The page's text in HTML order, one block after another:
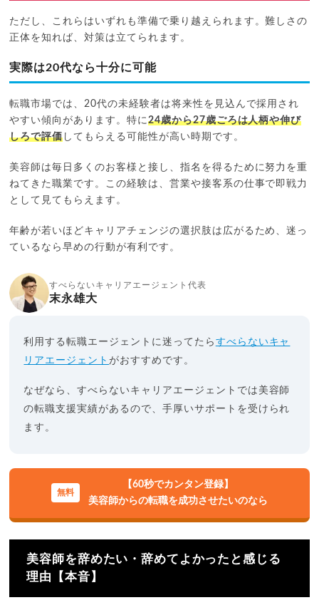
ただし、これらはいずれも準備で乗り越えられます。難しさの
正体を知れば、対策は立てられます。
実際は20代なら十分に可能
転職市場では、20代の未経験者は将来性を見込んで採用され
やすい傾向があります。特に24歳から27歳ごろは人柄や伸び
しろで評価 してもらえる可能性が高い時期です。
美容師は毎日多くのお客様と接し、指名を得るために努力を重
ねてきた職業です。この経験は、営業や接客系の仕事で即戦力
として見てもらえます。
年齢が若いほどキャリアチェンジの選択肢は広がるため、迷っ
ているなら早めの行動が有利です。
すべらないキャリアエージェント代表
末永雄大
利用する転職エージェントに迷ってたら すべらないキャ
リアエージェント がおすすめです。
なぜなら、すべらないキャリアエージェントでは美容師
の転職支援実績があるので、手厚いサポートを受けられ
ます。
【60秒でカンタン登録】
美容師からの転職を成功させたいのなら
美容師を辞めたい・辞めてよかったと感じる
理由【本音】